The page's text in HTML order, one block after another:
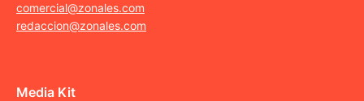
comercial@zonales.com
redaccion@zonales.com
Media Kit